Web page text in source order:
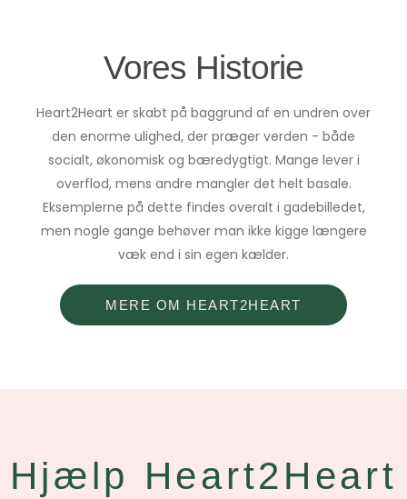
Vores Historie
Heart2Heart er skabt på baggrund af en undren over
den enorme ulighed, der præger verden - både
socialt, økonomisk og bæredygtigt. Mange lever i
overflod, mens andre mangler det helt basale.
Eksemplerne på dette findes overalt i gadebilledet,
men nogle gange behøver man ikke kigge længere
væk end i sin egen kælder.
MERE OM HEART2HEART
Hjælp Heart2Heart